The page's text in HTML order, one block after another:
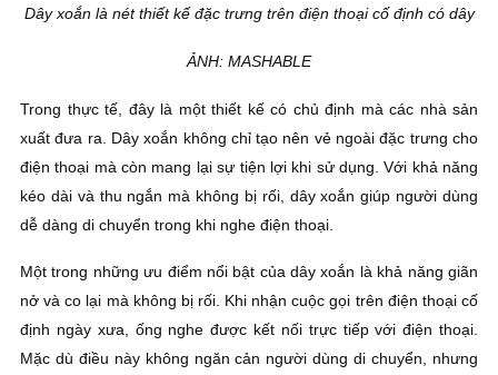
Dây xoắn là nét thiết kế đặc trưng trên điện thoại cố định có dây
ẢNH: MASHABLE
Trong thực tế, đây là một thiết kế có chủ định mà các nhà sản
xuất đưa ra. Dây xoắn không chỉ tạo nên vẻ ngoài đặc trưng cho
điện thoại mà còn mang lại sự tiện lợi khi sử dụng. Với khả năng
kéo dài và thu ngắn mà không bị rối, dây xoắn giúp người dùng
dễ dàng di chuyển trong khi nghe điện thoại.
Một trong những ưu điểm nổi bật của dây xoắn là khả năng giãn
nở và co lại mà không bị rối. Khi nhận cuộc gọi trên điện thoại cố
định ngày xưa, ống nghe được kết nối trực tiếp với điện thoại.
Mặc dù điều này không ngăn cản người dùng di chuyển, nhưng